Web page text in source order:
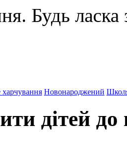
Будь ласка
харчування Новонароджений
дітей до